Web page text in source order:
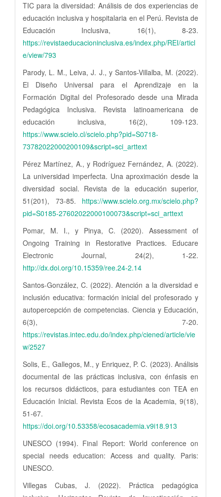
TIC para la diversidad: Análisis de dos experiencias de
educación inclusiva y hospitalaria en el Perú. Revista de
Educación Inclusiva, 16(1), 8-23.
https://revistaeducacioninclusiva.es/index.php/REI/articl
e/view/793
Parody, L. M., Leiva, J. J., y Santos-Villalba, M. (2022).
El Diseño Universal para el Aprendizaje en la
Formación Digital del Profesorado desde una Mirada
Pedagógica Inclusiva. Revista latinoamericana de
educación inclusiva, 16(2), 109-123.
https://www.scielo.cl/scielo.php?pid=S0718-
73782022000200109&script=sci_arttext
Pérez Martínez, A., y Rodríguez Fernández, A. (2022).
La universidad imperfecta. Una aproximación desde la
diversidad social. Revista de la educación superior,
51(201), 73-85. https://www.scielo.org.mx/scielo.php?
pid=S0185-27602022000100073&script=sci_arttext
Pomar, M. I., y Pinya, C. (2020). Assessment of
Ongoing Training in Restorative Practices. Educare
Electronic Journal, 24(2), 1-22.
http://dx.doi.org/10.15359/ree.24-2.14
Santos-González, C. (2022). Atención a la diversidad e
inclusión educativa: formación inicial del profesorado y
autopercepción de competencias. Ciencia y Educación,
6(3), 7-20.
https://revistas.intec.edu.do/index.php/ciened/article/vie
w/2527
Solis, E., Gallegos, M., y Enriquez, P. C. (2023). Análisis
documental de las prácticas inclusiva, con énfasis en
los recursos didácticos, para estudiantes con TEA en
Educación Inicial. Revista Ecos de la Academia, 9(18),
51-67.
https://doi.org/10.53358/ecosacademia.v9i18.913
UNESCO (1994). Final Report: World conference on
special needs education: Access and quality. Paris:
UNESCO.
Villegas Cubas, J. (2022). Práctica pedagógica